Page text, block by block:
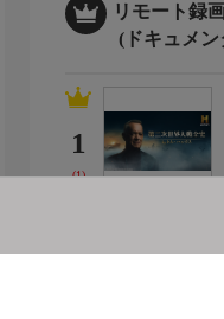
リモート録
(ドキュメ
1
(1)